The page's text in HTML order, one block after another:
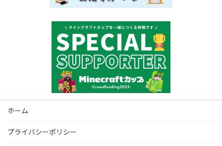
ホーム
プライバシーポリシー